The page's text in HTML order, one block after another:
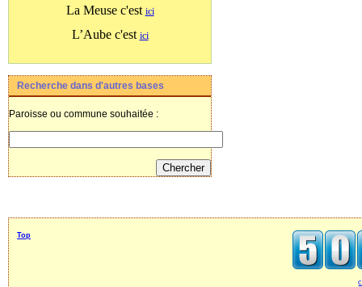
La Meuse c'est ici
L’Aube c'est ici
Recherche dans d'autres bases
Paroisse ou commune souhaitée :
Top